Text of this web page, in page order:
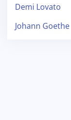
Demi Lovato
Johann Goethe